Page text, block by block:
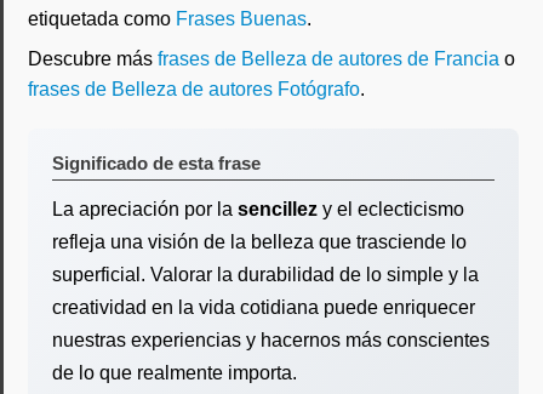
etiquetada como Frases Buenas.
Descubre más frases de Belleza de autores de Francia o
frases de Belleza de autores Fotógrafo.
Significado de esta frase
La apreciación por la sencillez y el eclecticismo
refleja una visión de la belleza que trasciende lo
superficial. Valorar la durabilidad de lo simple y la
creatividad en la vida cotidiana puede enriquecer
nuestras experiencias y hacernos más conscientes
de lo que realmente importa.